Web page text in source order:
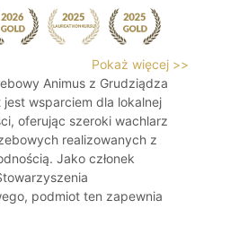
Pokaż więcej >>
Animus z Grudziądza
jest wsparciem dla lokalnej
oferując szeroki wachlarz
realizowanych z
Jako członek
podmiot ten zapewnia